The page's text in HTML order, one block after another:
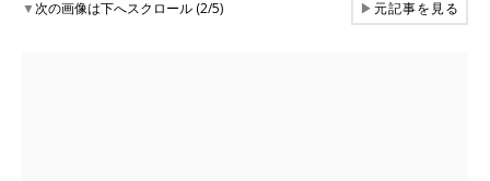
▼次の画像は下へスクロール (2/5) ▶元記事を見る